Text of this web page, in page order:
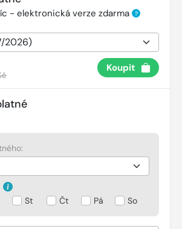
- elektronická verze zdarma ?
Koupit
St Čt Pá So